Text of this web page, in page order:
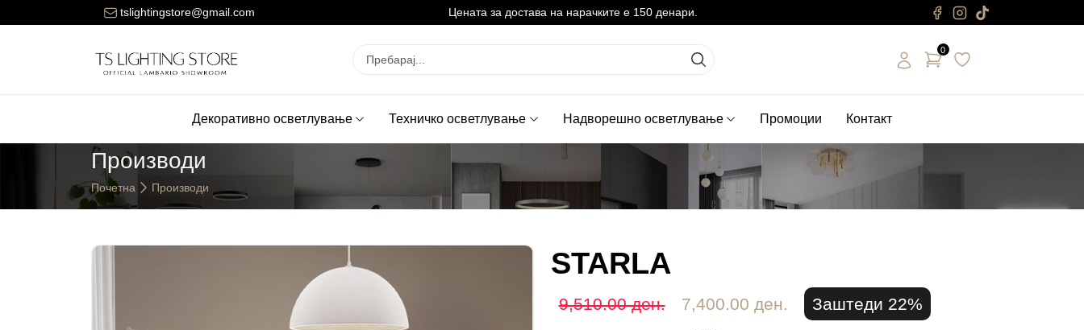
tslightingstore@gmail.com
за достава на нарачките е 150 денари. Цената за достава на нарачките е 150 денари.
0
Декоративно осветлување Техничко осветлување Надворешно осветлување Промоции Контакт
Производи
Почетна Производи
STARLA
9,510.00 ден. 7,400.00 ден. Заштеди 22%